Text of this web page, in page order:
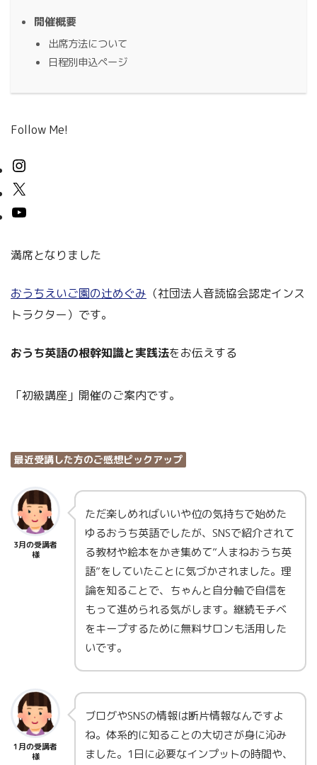
開催概要
出席方法について
日程別申込ページ
Follow Me!
満席となりました
おうちえいご園の辻めぐみ （社団法人音読協会認定インス
トラクター）です。
おうち英語の根幹知識と実践法をお伝えする
「初級講座」開催のご案内です。
最近受講した方のご感想ピックアップ
3月の受講者
様
ただ楽しめればいいや位の気持ちで始めた
ゆるおうち英語でしたが、SNSで紹介されて
る教材や絵本をかき集めて”人まねおうち英
語”をしていたことに気づかされました。理
論を知ることで、ちゃんと自分軸で自信を
もって進められる気がします。継続モチベ
をキープするために無料サロンも活用した
いです。
1月の受講者
様
ブログやSNSの情報は断片情報なんですよ
ね。体系的に知ることの大切さが身に沁み
ました。1日に必要なインプットの時間や、